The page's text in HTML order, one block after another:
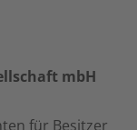
mbH
für Besitzer